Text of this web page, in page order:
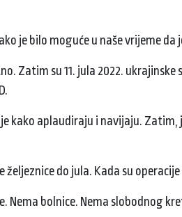
je bilo moguće u naše vrijeme
Zatim su 11. jula 2022.
kako aplaudiraju i navijaju.
do jula. Kada su
Nema bolnice. Nema slobodnog